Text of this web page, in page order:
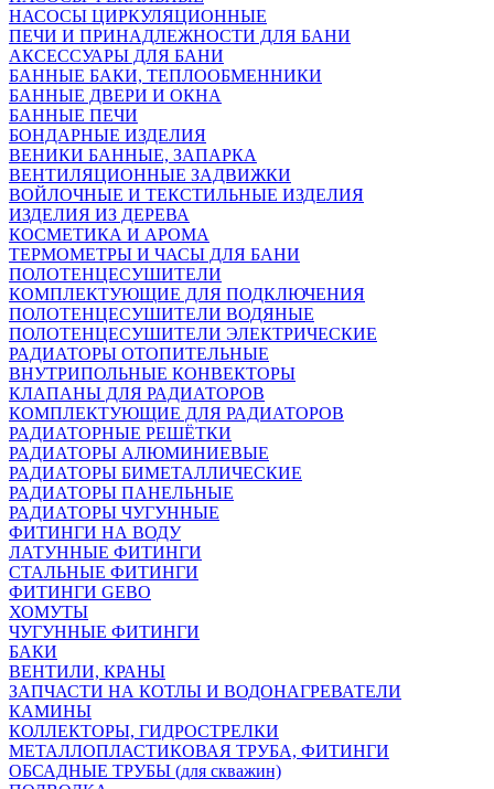
НАСОСЫ ЦИРКУЛЯЦИОННЫЕ
ПЕЧИ И ПРИНАДЛЕЖНОСТИ ДЛЯ БАНИ
АКСЕССУАРЫ ДЛЯ БАНИ
БАННЫЕ БАКИ, ТЕПЛООБМЕННИКИ
БАННЫЕ ДВЕРИ И ОКНА
БАННЫЕ ПЕЧИ
БОНДАРНЫЕ ИЗДЕЛИЯ
ВЕНИКИ БАННЫЕ, ЗАПАРКА
ВЕНТИЛЯЦИОННЫЕ ЗАДВИЖКИ
ВОЙЛОЧНЫЕ И ТЕКСТИЛЬНЫЕ ИЗДЕЛИЯ
ИЗДЕЛИЯ ИЗ ДЕРЕВА
КОСМЕТИКА И АРОМА
ТЕРМОМЕТРЫ И ЧАСЫ ДЛЯ БАНИ
ПОЛОТЕНЦЕСУШИТЕЛИ
КОМПЛЕКТУЮЩИЕ ДЛЯ ПОДКЛЮЧЕНИЯ
ПОЛОТЕНЦЕСУШИТЕЛИ ВОДЯНЫЕ
ПОЛОТЕНЦЕСУШИТЕЛИ ЭЛЕКТРИЧЕСКИЕ
РАДИАТОРЫ ОТОПИТЕЛЬНЫЕ
ВНУТРИПОЛЬНЫЕ КОНВЕКТОРЫ
КЛАПАНЫ ДЛЯ РАДИАТОРОВ
КОМПЛЕКТУЮЩИЕ ДЛЯ РАДИАТОРОВ
РАДИАТОРНЫЕ РЕШЁТКИ
РАДИАТОРЫ АЛЮМИНИЕВЫЕ
РАДИАТОРЫ БИМЕТАЛЛИЧЕСКИЕ
РАДИАТОРЫ ПАНЕЛЬНЫЕ
РАДИАТОРЫ ЧУГУННЫЕ
ФИТИНГИ НА ВОДУ
ЛАТУННЫЕ ФИТИНГИ
СТАЛЬНЫЕ ФИТИНГИ
ФИТИНГИ GEBO
ХОМУТЫ
ЧУГУННЫЕ ФИТИНГИ
БАКИ
ВЕНТИЛИ, КРАНЫ
ЗАПЧАСТИ НА КОТЛЫ И ВОДОНАГРЕВАТЕЛИ
КАМИНЫ
КОЛЛЕКТОРЫ, ГИДРОСТРЕЛКИ
МЕТАЛЛОПЛАСТИКОВАЯ ТРУБА, ФИТИНГИ
ОБСАДНЫЕ ТРУБЫ (для скважин)